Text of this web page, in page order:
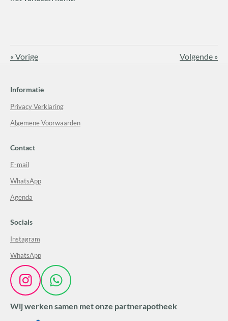
« Vorige Volgende »
Informatie
Privacy Verklaring
Algemene Voorwaarden
Contact
E-mail
WhatsApp
Agenda
Socials
Instagram
WhatsApp
I
n
W
h
Wij werken samen met onze partnerapotheek